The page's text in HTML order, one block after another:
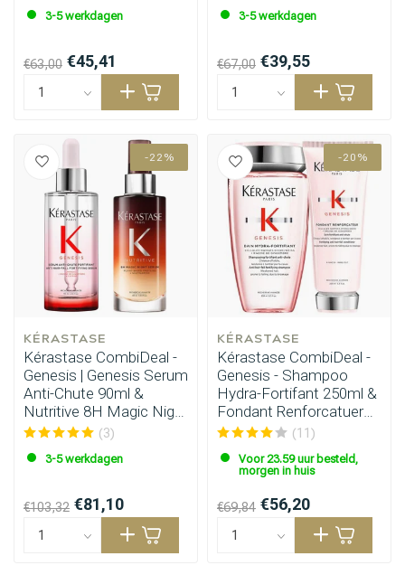
3-5 werkdagen
€63,00 €45,41
3-5 werkdagen
€67,00 €39,55
-22%
KÉRASTASE
Kérastase CombiDeal -
Genesis | Genesis Serum
Anti-Chute 90ml &
Nutritive 8H Magic Night
Serum 90ml(3)
3-5 werkdagen
€103,32 €81,10
-20%
KÉRASTASE
Kérastase CombiDeal -
Genesis - Shampoo
Hydra-Fortifant 250ml &
Fondant Renforcatuer
200ml
(11)
Voor 23.59 uur besteld,
morgen in huis
€69,84 €56,20